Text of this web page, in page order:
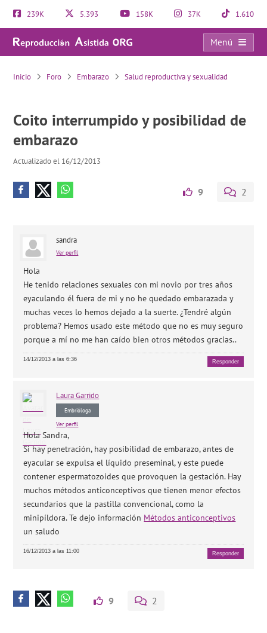
239K 5.393 158K 37K 1.610
Menú
Coito interrumpido y posibilidad de embarazo
Inicio Foro Embarazo Salud reproductiva y sexualidad
Coito interrumpido y posibilidad de
embarazo
Actualizado el 16/12/2013
9 2
sandra
Ver perfil
Hola
He tenido relaciones sexuales con mi novio por tres años
eyaculando él fuera de mi y no he quedado embarazada y
muchas veces lo hemos dejado a la suerte. ¿Tendré algún
problema? Hemos usado este método que no es muy seguro
porque a mí no me han caído bien otros métodos gracias..
14/12/2013 a las 6:36 Responder
Laura Garrido
Embrióloga
Ver perfil
Hola Sandra,
Si hay penetración, hay posibilidad de embarazo, antes de
eyacular se expulsa el líquido preseminal, y este puede
contener espermatozoides que provoquen la gestación. Hay
muchos métodos anticonceptivos que tienen menor efectos
secundarios que la pastilla convencional, como la
minipíldora. Te dejo información Métodos anticonceptivos
un saludo
16/12/2013 a las 11:00 Responder
9 2